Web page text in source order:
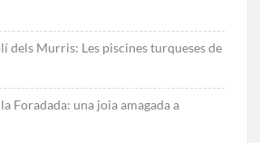
dels Murris: Les piscines turqueses de
Foradada: una joia amagada a